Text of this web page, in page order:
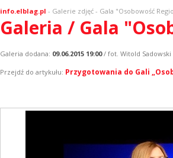
info.elblag.pl - Galerie zdjęć- Gala "Osobowość
Galeria / Gala
Galeria dodana: 09.06.2015 19:00/ fot. Witold Sadowski
Przejdź do artykułu: Przygotowania do Gali